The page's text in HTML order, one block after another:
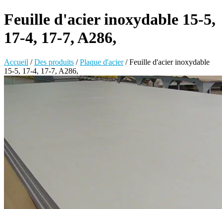
Feuille d'acier inoxydable 15-5,
17-4, 17-7, A286,
Accueil /Des produits /Plaque d'acier/Feuille d'acier inoxydable
15-5, 17-4, 17-7, A286,